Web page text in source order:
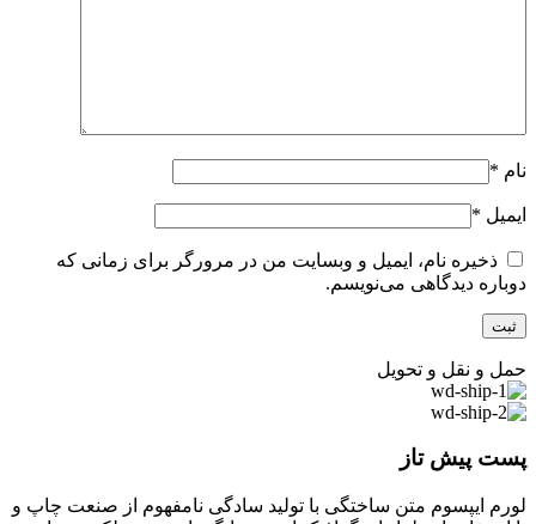
نام *
ایمیل *
ذخیره نام، ایمیل و وبسایت من در مرورگر برای زمانی که
دوباره دیدگاهی می‌نویسم.
حمل و نقل و تحویل
پست پیش تاز
لورم ایپسوم متن ساختگی با تولید سادگی نامفهوم از صنعت چاپ و